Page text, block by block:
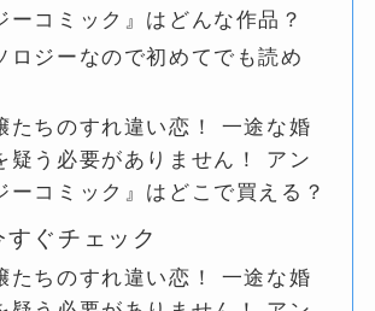
ーコミック』はどんな作品？
ロジーなので初めてでも読め
たちのすれ違い恋！ 一途な婚
疑う必要がありません！ アン
ーコミック』はどこで買える？
すぐチェック
たちのすれ違い恋！ 一途な婚